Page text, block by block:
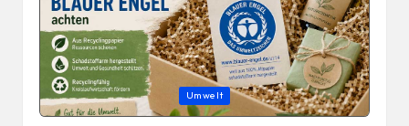
Posted
in
Umwelt